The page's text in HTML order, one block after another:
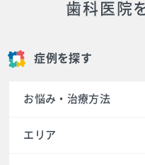
歯科医院
症例を探す
お悩み・治療方法
エリア